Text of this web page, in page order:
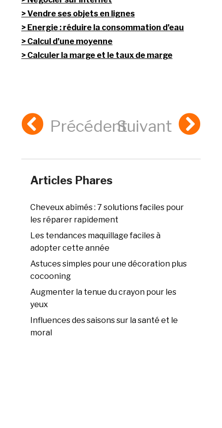
Vendre ses objets en lignes
Energie : réduire la consommation d’eau
Calcul d’une moyenne
Calculer la marge et le taux de marge
PrécédentSuivant
Articles Phares
Cheveux abîmés : 7 solutions faciles pour
les réparer rapidement
Les tendances maquillage faciles à
adopter cette année
Astuces simples pour une décoration plus
cocooning
Augmenter la tenue du crayon pour les
yeux
Influences des saisons sur la santé et le
moral